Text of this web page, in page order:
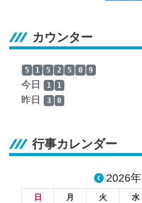
カウンター
5 1 5 2 5 0 9
今日 1 1
昨日 3 0
行事カレンダー
2026年
日 月 火 水